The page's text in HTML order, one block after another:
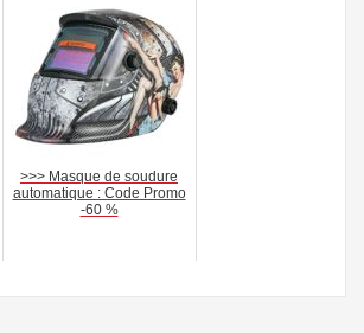
>>> Masque de soudure
automatique : Code Promo
-60 %